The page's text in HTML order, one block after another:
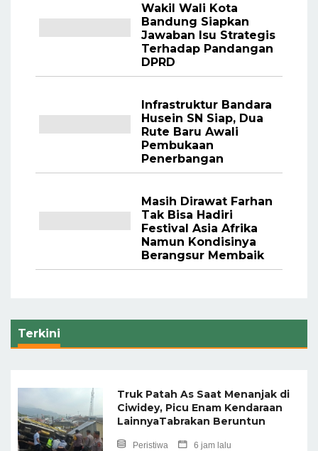
Wakil Wali Kota
Bandung Siapkan
Jawaban Isu Strategis
Terhadap Pandangan
DPRD
Infrastruktur Bandara
Husein SN Siap, Dua
Rute Baru Awali
Pembukaan
Penerbangan
Masih Dirawat Farhan
Tak Bisa Hadiri
Festival Asia Afrika
Namun Kondisinya
Berangsur Membaik
Terkini
Truk Patah As Saat Menanjak di
Ciwidey, Picu Enam Kendaraan
LainnyaTabrakan Beruntun
Peristiwa 6 jam lalu